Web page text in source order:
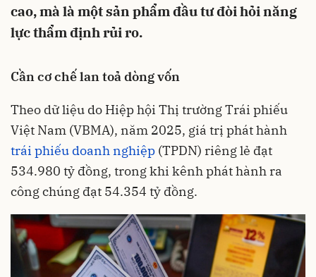
cao, mà là một sản phẩm đầu tư đòi hỏi năng
lực thẩm định rủi ro.
Cần cơ chế lan toả dòng vốn
Theo dữ liệu do Hiệp hội Thị trường Trái phiếu
Việt Nam (VBMA), năm 2025, giá trị phát hành
trái phiếu doanh nghiệp (TPDN) riêng lẻ đạt
534.980 tỷ đồng, trong khi kênh phát hành ra
công chúng đạt 54.354 tỷ đồng.